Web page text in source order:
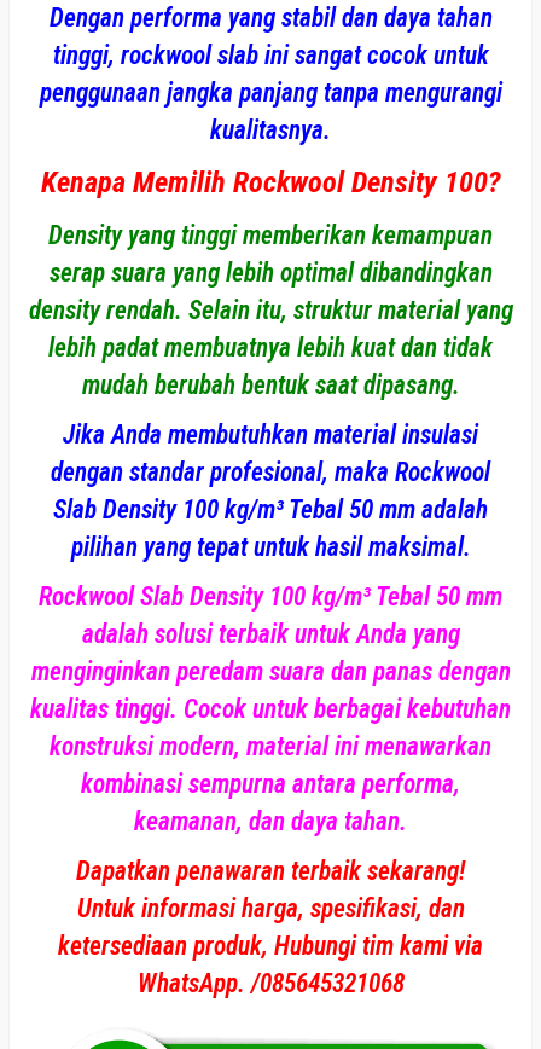
Dengan performa yang stabil dan daya tahan
tinggi, rockwool slab ini sangat cocok untuk
penggunaan jangka panjang tanpa mengurangi
kualitasnya.
Kenapa Memilih Rockwool Density 100?
Density yang tinggi memberikan kemampuan
serap suara yang lebih optimal dibandingkan
density rendah. Selain itu, struktur material yang
lebih padat membuatnya lebih kuat dan tidak
mudah berubah bentuk saat dipasang.
Jika Anda membutuhkan material insulasi
dengan standar profesional, maka Rockwool
Slab Density 100 kg/m³ Tebal 50 mm adalah
pilihan yang tepat untuk hasil maksimal.
Rockwool Slab Density 100 kg/m³ Tebal 50 mm
adalah solusi terbaik untuk Anda yang
menginginkan peredam suara dan panas dengan
kualitas tinggi. Cocok untuk berbagai kebutuhan
konstruksi modern, material ini menawarkan
kombinasi sempurna antara performa,
keamanan, dan daya tahan.
Dapatkan penawaran terbaik sekarang!
Untuk informasi harga, spesifikasi, dan
ketersediaan produk, Hubungi tim kami via
WhatsApp. /085645321068